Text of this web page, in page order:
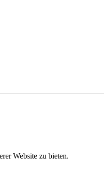
Website zu bieten.